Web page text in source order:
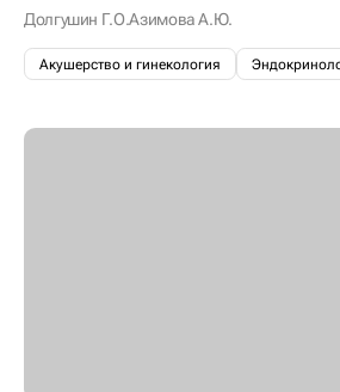
Долгушин Г.О.Азимова А.Ю.
Акушерство и гинекология